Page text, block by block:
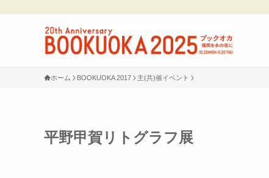
ホーム BOOKUOKA 2017 主(共)催イベント
平野甲賀リトグラフ展